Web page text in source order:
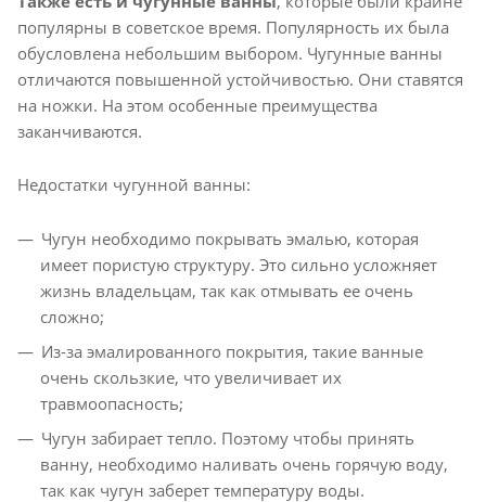
популярны в советское время. Популярность их была
обусловлена небольшим выбором. Чугунные ванны
отличаются повышенной устойчивостью. Они ставятся
на ножки. На этом особенные преимущества
заканчиваются.
Недостатки чугунной ванны:
Чугун необходимо покрывать эмалью, которая
имеет пористую структуру. Это сильно усложняет
жизнь владельцам, так как отмывать ее очень
сложно;
Из-за эмалированного покрытия, такие ванные
очень скользкие, что увеличивает их
травмоопасность;
Чугун забирает тепло. Поэтому чтобы принять
ванну, необходимо наливать очень горячую воду,
так как чугун заберет температуру воды.